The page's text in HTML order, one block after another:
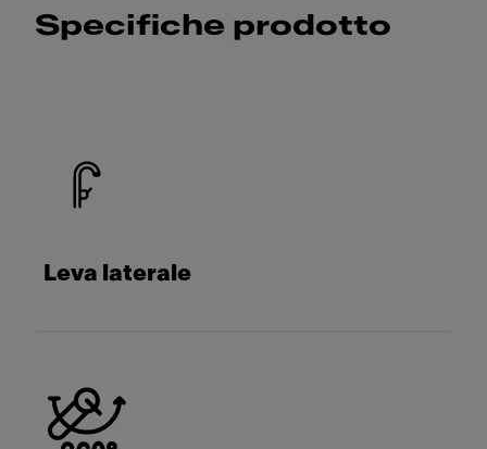
Specifiche prodotto
Leva laterale